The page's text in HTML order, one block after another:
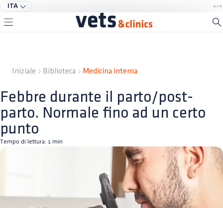
ITA
Iniziale Biblioteca Medicina interna
Febbre durante il parto/post-
parto. Normale fino ad un certo
punto
Tempo di lettura: 1 min